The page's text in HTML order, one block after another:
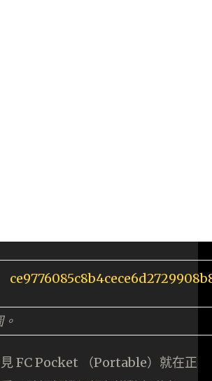
FC Pocket （Portable）就在正